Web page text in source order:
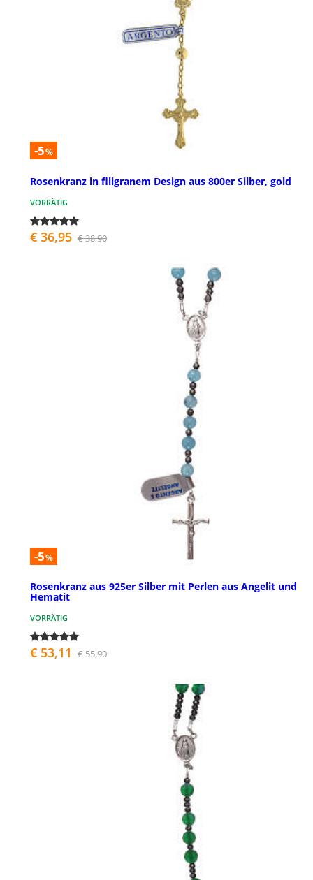
-5%
Rosenkranz in filigranem Design aus 800er Silber, gold
VORRÄTIG
€ 36,95 € 38,90
-5%
Rosenkranz aus 925er Silber mit Perlen aus Angelit und
Hematit
VORRÄTIG
€ 53,11 € 55,90